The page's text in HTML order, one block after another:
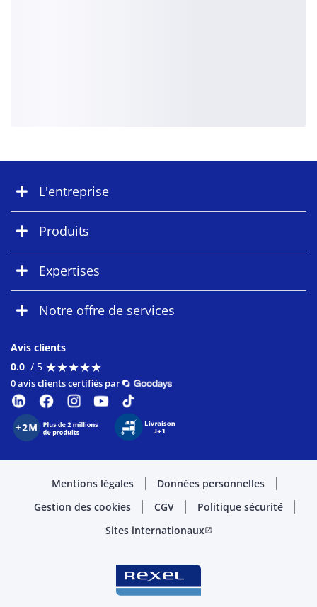
L'entreprise
Produits
Expertises
Notre offre de services
Avis clients
0.0 / 5 ★★★★★
★★★★★
0 avis clients certifiés par
Mentions légales
Données personnelles
Gestion des cookies
CGV
Politique sécurité
Sites internationauxopen_in_new